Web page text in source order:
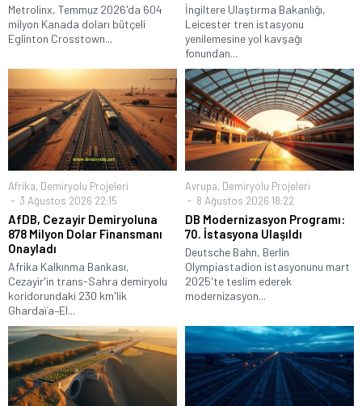
Metrolinx, Temmuz 2026'da 604
milyon Kanada doları bütçeli
Eglinton Crosstown...
İngiltere Ulaştırma Bakanlığı,
Leicester tren istasyonu
yenilemesine yol kavşağı
fonundan...
Afrika, Demiryolu Projeleri
3 Ağustos 2026 22:15
AfDB, Cezayir Demiryoluna
878 Milyon Dolar Finansmanı
Onayladı
Afrika Kalkınma Bankası,
Cezayir'in trans-Sahra demiryolu
koridorundaki 230 km'lik
Ghardaïa–El...
Avrupa, Demiryolu Projeleri
8 Ağustos 2026 18:22
DB Modernizasyon Programı:
70. İstasyona Ulaşıldı
Deutsche Bahn, Berlin
Olympiastadion istasyonunu mart
2025'te teslim ederek
modernizasyon...